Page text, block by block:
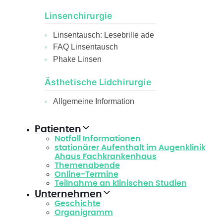
Linsenchirurgie
Linsentausch: Lesebrille ade
FAQ Linsentausch
Phake Linsen
Ästhetische Lidchirurgie
Allgemeine Information
Patienten
Notfall Informationen
stationärer Aufenthalt im Augenklinik
Ahaus Fachkrankenhaus
Themenabende
Online-Termine
Teilnahme an klinischen Studien
Unternehmen
Geschichte
Organigramm